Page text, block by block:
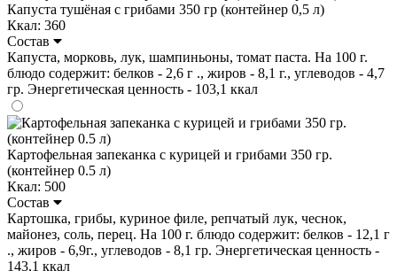
Капуста тушёная с грибами 350 гр (контейнер 0,5 л)
Ккал: 360
Состав
Капуста, морковь, лук, шампиньоны, томат паста. На 100 г.
блюдо содержит: белков - 2,6 г ., жиров - 8,1 г., углеводов - 4,7
гр. Энергетическая ценность - 103,1 ккал
Картофельная запеканка с курицей и грибами 350 гр.
(контейнер 0.5 л)
Ккал: 500
Состав
Картошка, грибы, куриное филе, репчатый лук, чеснок,
майонез, соль, перец. На 100 г. блюдо содержит: белков - 12,1 г
., жиров - 6,9г., углеводов - 8,1 гр. Энергетическая ценность -
143,1 ккал